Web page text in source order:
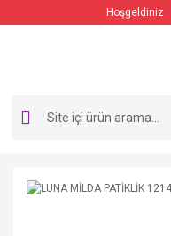
Hoşgeldiniz